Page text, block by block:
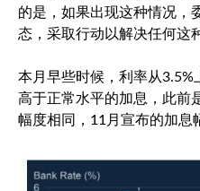
的是，如果出现这种情况，
态，采取行动以解决任何这
本月早些时候，利率从3.5%
高于正常水平的加息，此前
幅度相同，11月宣布的加息